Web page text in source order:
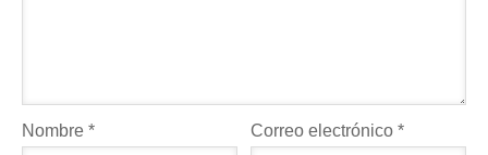
Nombre * Correo electrónico*